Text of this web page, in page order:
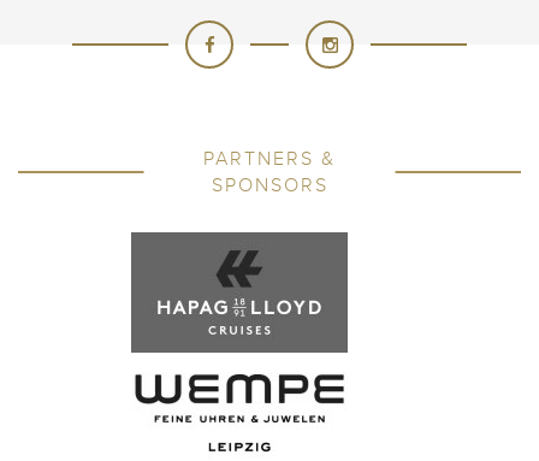
PARTNERS &
SPONSORS